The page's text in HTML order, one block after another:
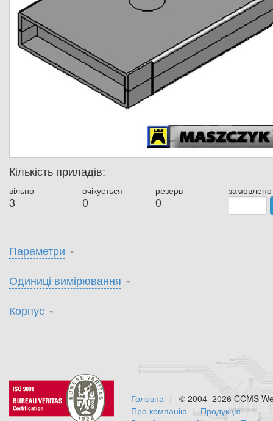
Кількість приладів:
вільно
3
очікується
0
резерв
0
замовлено
Параметри
Одиниці вимірювання
Корпус
© 2004–2026 CCMS
Головна
Про компанію
Продукція